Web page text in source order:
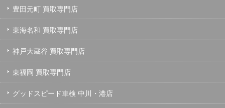
豊田元町 買取専門店
東海名和 買取専門店
神戸大蔵谷 買取専門店
東福岡 買取専門店
グッドスピード車検 中川・港店